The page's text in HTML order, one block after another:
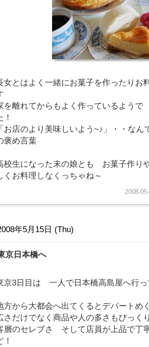
女とはよく一緒にお菓子を作ったりお
を離れてからもよく作っているよう
！
「お店のより美味しいよう~♪」・・な
褒め言葉
校生になった末の娘とも お菓子作り
くお料理しなくっちゃね～
2008-
年5月15日 (Thu)
京日本橋へ
京3日目は 一人で日本橋高島屋へ行っ
方から大都会へ出てくるとデパートめ
さだけでなく商品や人の多さもびっ
層のセレブさ そして店員が上品で丁
！